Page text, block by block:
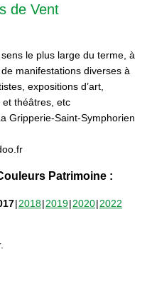
de Vent
le plus large du terme, à
manifestations diverses à
expositions d’art,
et théâtres, etc
Gripperie-Saint-Symphorien
Patrimoine :
2018 2019 2020 2022